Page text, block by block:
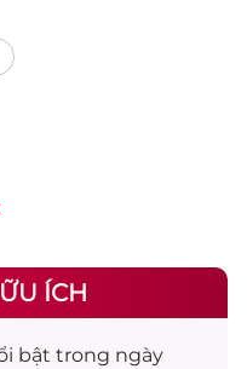
ÍCH
bật trong ngày